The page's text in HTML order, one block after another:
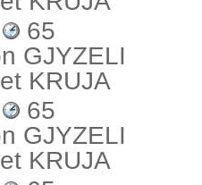
65
GJYZELI
KRUJA
65
GJYZELI
KRUJA